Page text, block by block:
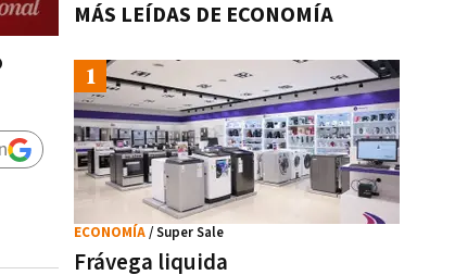
MÁS LEÍDAS DE ECONOMÍA
Frávega liquida
ECONOMÍA/ Super Sale